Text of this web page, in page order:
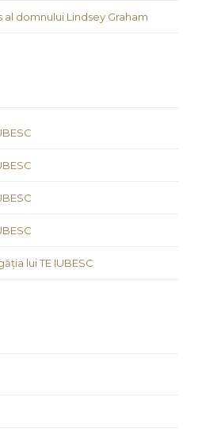
domnului Lindsey Graham
lui TE IUBESC